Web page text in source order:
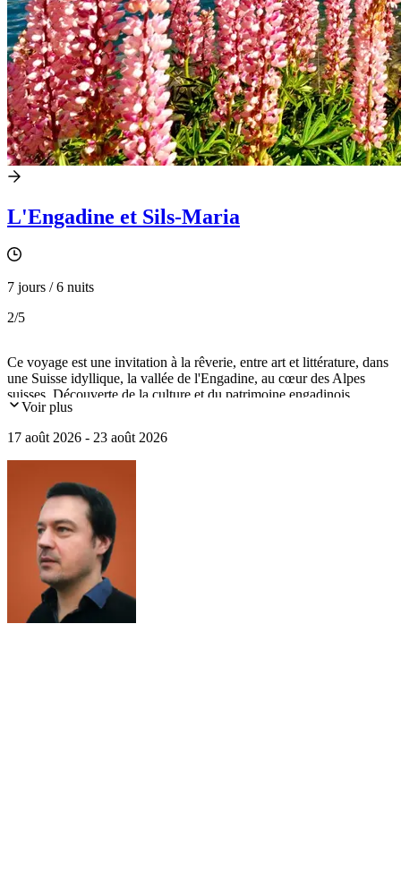
L'Engadine et Sils-Maria
7 jours / 6 nuits
2/5
Ce voyage est une invitation à la rêverie, entre art et littérature, dans
une Suisse idyllique, la vallée de l'Engadine, au cœur des Alpes
suisses. Découverte de la culture et du patrimoine engadinois.
Visites culturelles de Sils-Maria, la vallée de Bregaglia avec l'atelier
Davos, Coire.
Voir plus
17 août 2026 - 23 août 2026